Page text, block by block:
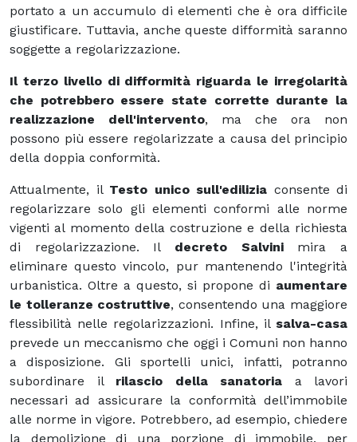
portato a un accumulo di elementi che è ora difficile
giustificare. Tuttavia, anche queste difformità saranno
soggette a regolarizzazione.
Il terzo livello di difformità riguarda le irregolarità
che potrebbero essere state corrette durante la
realizzazione dell'intervento, ma che ora non
possono più essere regolarizzate a causa del principio
della doppia conformità.
Attualmente, il Testo unico sull'edilizia consente di
regolarizzare solo gli elementi conformi alle norme
vigenti al momento della costruzione e della richiesta
di regolarizzazione. Il decreto Salvinimira a
eliminare questo vincolo, pur mantenendo l'integrità
urbanistica. Oltre a questo, si propone di aumentare
le tolleranze costruttive, consentendo una maggiore
flessibilità nelle regolarizzazioni. Infine, il salva-casa
prevede un meccanismo che oggi i Comuni non hanno
a disposizione. Gli sportelli unici, infatti, potranno
subordinare il rilascio della sanatoria a lavori
necessari ad assicurare la conformità dell’immobile
alle norme in vigore. Potrebbero, ad esempio, chiedere
la demolizione di una porzione di immobile, per